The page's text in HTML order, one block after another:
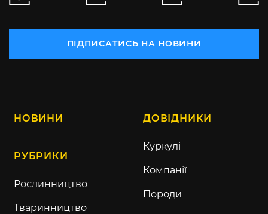
ПІДПИСАТИСЬ НА НОВИНИ
НОВИНИ
РУБРИКИ
Рослинництво
Тваринництво
ДОВІДНИКИ
Куркулі
Компанії
Породи